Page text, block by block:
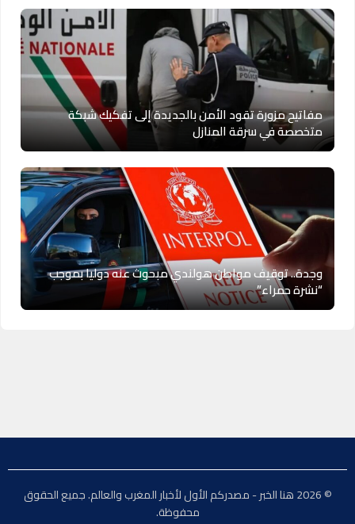
مفاتيح مزورة تقود الأمن بالجديدة إلى تفكيك شبكة
متخصصة في سرقة المنازل
وجدة.. توقيف مواطن هولندي مبحوث عنه دوليا بموجب
“نشرة حمراء”
© 2026 هنا الخبر - مصدركم الأول لأخبار المغرب والعالم. جميع الحقوق
محفوظة.